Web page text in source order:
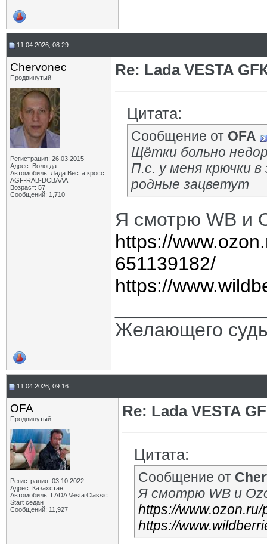
11.04.2026, 08:29
Chervonec
Продвинутый
Регистрация: 26.03.2015
Адрес: Вологда
Автомобиль: Лада Веста кросс
AGF-RAB-DCBAAA
Возраст: 57
Сообщений: 1,710
Re: Lada VESTA
Цитата:
Сообщение от OFA
Щётки больно
П.с. у меня крючки
родные зацветут
Я смотрю WB и
https://
651139182/
https://
Желающего
11.04.2026, 09:16
OFA
Продвинутый
Регистрация: 03.10.2022
Адрес: Казахстан
Автомобиль: LADA Vesta Classic
Start седан
Сообщений: 11,927
Re: Lada VESTA
Цитата:
Сообщение от
Я смотрю WB и
https://
https://